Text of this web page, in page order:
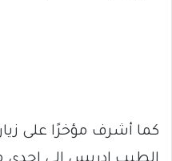
كما أشرف مؤخرًا على